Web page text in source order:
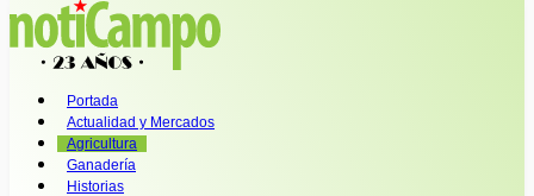
Portada
Actualidad y Mercados
Agricultura
Ganadería
Historias